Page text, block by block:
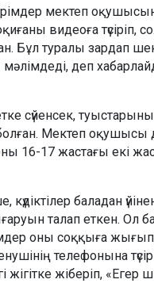
мектеп
видеоға түсіріп,
Бұл туралы зардап
деп
сүйенсек,
Мектеп оқушысы
16-17 жастағы екі
баладан
талап еткен. Ол
оны соққыға
телефонына
жігітке жіберіп, «Егер